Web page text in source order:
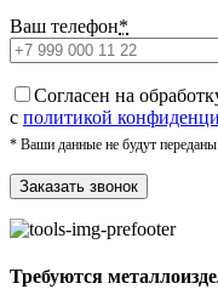
Ваш телефон*
Cогласен на
с политикой
* Ваши данные не будут
Требуются